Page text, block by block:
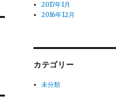
2017年1月
2016年12月
カテゴリー
未分類